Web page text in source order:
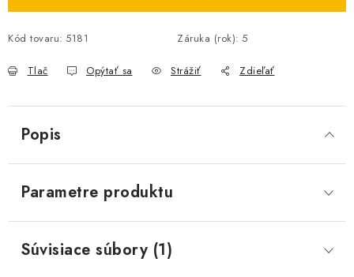
Kód tovaru: 5181 Záruka (rok): 5
Tlač Opýtať sa Strážiť Zdieľať
Popis
Parametre produktu
Súvisiace súbory (1)